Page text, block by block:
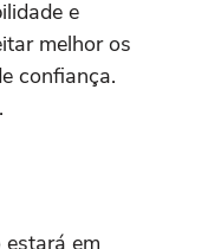
e
melhor os
confiança.
estará em